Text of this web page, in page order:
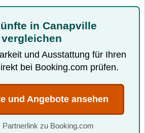
in Canapville
vergleichen
und Ausstattung für Ihren
bei Booking.com prüfen.
und Angebote ansehen
Partnerlink zu Booking.com